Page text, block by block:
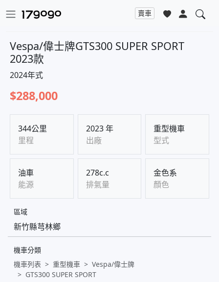
賣車 5 張照片
Vespa/偉士牌GTS300 SUPER SPORT
2023款
2024年式
$288,000
344公里
里程
2023 年
出廠
重型機車
型式
油車
能源
278c.c
排氣量
金色系
顏色
區域
新竹縣芎林鄉
機車分類
機車列表
重型機車
Vespa/偉士牌
GTS300 SUPER SPORT